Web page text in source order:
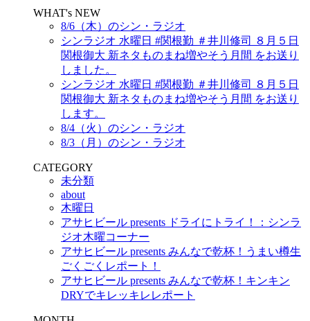
WHAT's NEW
8/6（木）のシン・ラジオ
シンラジオ 水曜日 #関根勤 ＃井川修司 ８月５日
関根御大 新ネタものまね増やそう月間 をお送り
しました。
シンラジオ 水曜日 #関根勤 ＃井川修司 ８月５日
関根御大 新ネタものまね増やそう月間 をお送り
します。
8/4（火）のシン・ラジオ
8/3（月）のシン・ラジオ
CATEGORY
未分類
about
木曜日
アサヒビール presents ドライにトライ！：シンラ
ジオ木曜コーナー
アサヒビール presents みんなで乾杯！うまい樽生
ごくごくレポート！
アサヒビール presents みんなで乾杯！キンキン
DRYでキレッキレレポート